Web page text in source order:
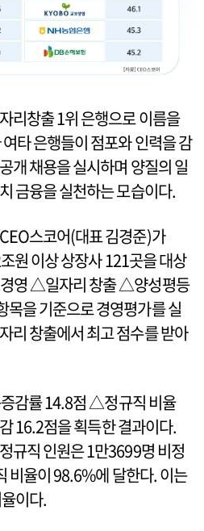
리창출 1위 은행으로 이름을
타 은행들이 점포와 인력을 감
개 채용을 실시하며 양질의 일
금융을 실천하는 모습이다.
스코어(대표 김경준)가
원 이상 상장사 121곳을 대상
영 △일자리 창출 △양성평등
을 기준으로 경영평가를 실
리 창출에서 최고 점수를 받아
감률 14.8점 △정규직 비율
16.2점을 획득한 결과이다.
규직 인원은 1만3699명 비정
비율이 98.6%에 달한다. 이는
이다.